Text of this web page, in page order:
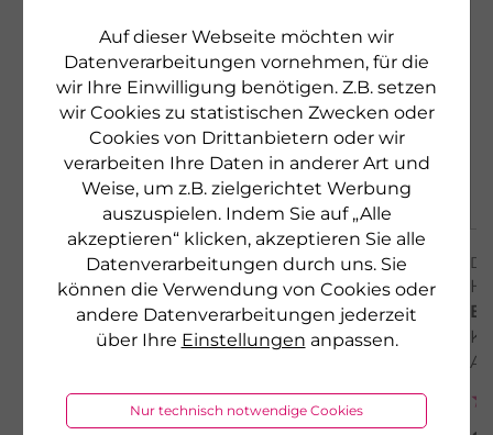
Auf dieser Webseite möchten wir
Datenverarbeitungen vornehmen, für die
wir Ihre Einwilligung benötigen. Z.B. setzen
wir Cookies zu statistischen Zwecken oder
Cookies von Drittanbietern oder wir
verarbeiten Ihre Daten in anderer Art und
Weise, um z.B. zielgerichtet Werbung
auszuspielen. Indem Sie auf „Alle
akzeptieren“ klicken, akzeptieren Sie alle
Datenverarbeitungen durch uns. Sie
können die Verwendung von Cookies oder
andere Datenverarbeitungen jederzeit
über Ihre Einstellungen anpassen.
Nur technisch notwendige Cookies
BIOKOSMA
ÖLBAD LAVENDEL
beruhigt & entspannt
€ 94,50 pro 1 l